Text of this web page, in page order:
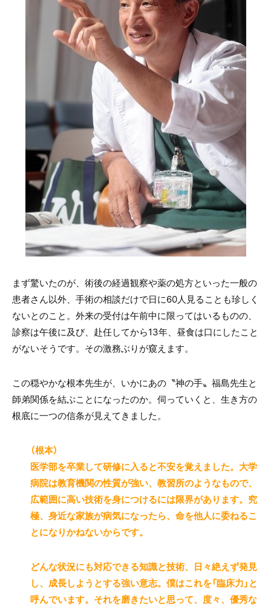
まず驚いたのが、術後の経過観察や薬の処方といった一般の
患者さん以外、手術の相談だけで日に60人見ることも珍しく
ないとのこと。外来の受付は午前中に限ってはいるものの、
診察は午後に及び、赴任してから13年、昼食は口にしたこと
がないそうです。その激務ぶりが窺えます。
この穏やかな根本先生が、いかにあの〝神の手〟福島先生と
師弟関係を結ぶことになったのか。伺っていくと、生き方の
根底に一つの信条が見えてきました。
（根本）
医学部を卒業して研修に入ると不安を覚えました。大学
病院は教育機関の性質が強い、教習所のようなもので、
広範囲に高い技術を身につけるには限界があります。究
極、身近な家族が病気になったら、命を他人に委ねるこ
とになりかねないからです。
どんな状況にも対応できる知識と技術、日々絶えず発見
し、成長しようとする強い意志。僕はこれを「臨床力」と
呼んでいます。それを磨きたいと思って、度々、優秀な